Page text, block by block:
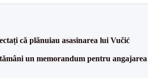
că plănuiau asasinarea lui Vučić
un memorandum pentru angajarea